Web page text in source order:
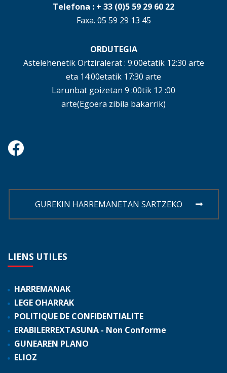
Telefona : + 33 (0)5 59 29 60 22
Faxa. 05 59 29 13 45
ORDUTEGIA
Astelehenetik Ortziralerat : 9:00etatik 12:30 arte
eta 14:00etatik 17:30 arte
Larunbat goizetan 9 :00tik 12 :00
arte(Egoera zibila bakarrik)
GUREKIN HARREMANETAN SARTZEKO
LIENS UTILES
HARREMANAK
LEGE OHARRAK
POLITIQUE DE CONFIDENTIALITE
ERABILERREXTASUNA - Non Conforme
GUNEAREN PLANO
ELIOZ